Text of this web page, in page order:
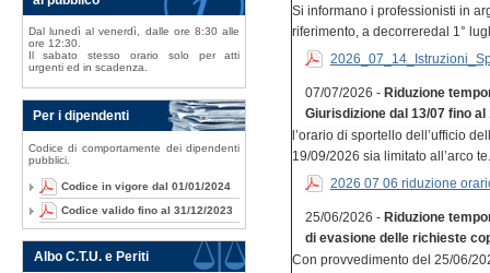
Si informano i professionisti in
riferimento, a decorreredal 1°
07/07/2026 - Riduzione
Giurisdizione dal 13/07 fino al
l’orario di sportello dell’ufficio
19/09/2026 sia limitato all’arco
2026 07 06 riduzione
25/06/2026 - Riduzione
di evasione delle richieste
Con provvedimento del 25/06/
Dal lunedì al venerdì, dalle ore 8:30 alle
ore 12:30.
Il sabato stesso orario solo per atti
urgenti ed in scadenza.
Per i dipendenti
Codice di comportamente dei dipendenti
pubblici.
Codice in vigore dal 01/01/2024
Codice valido fino al 31/12/2023
Albo C.T.U. e Periti